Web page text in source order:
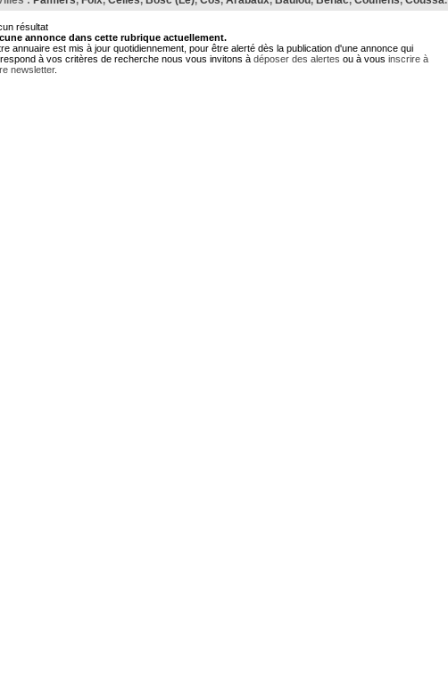
résultat
annonce dans cette rubrique actuellement.
annuaire est mis à jour quotidiennement, pour être alerté dès la publication d'une annonce qui
à vos critères de recherche nous vous invitons à déposer des alertes ou à vous inscrire à
newsletter.